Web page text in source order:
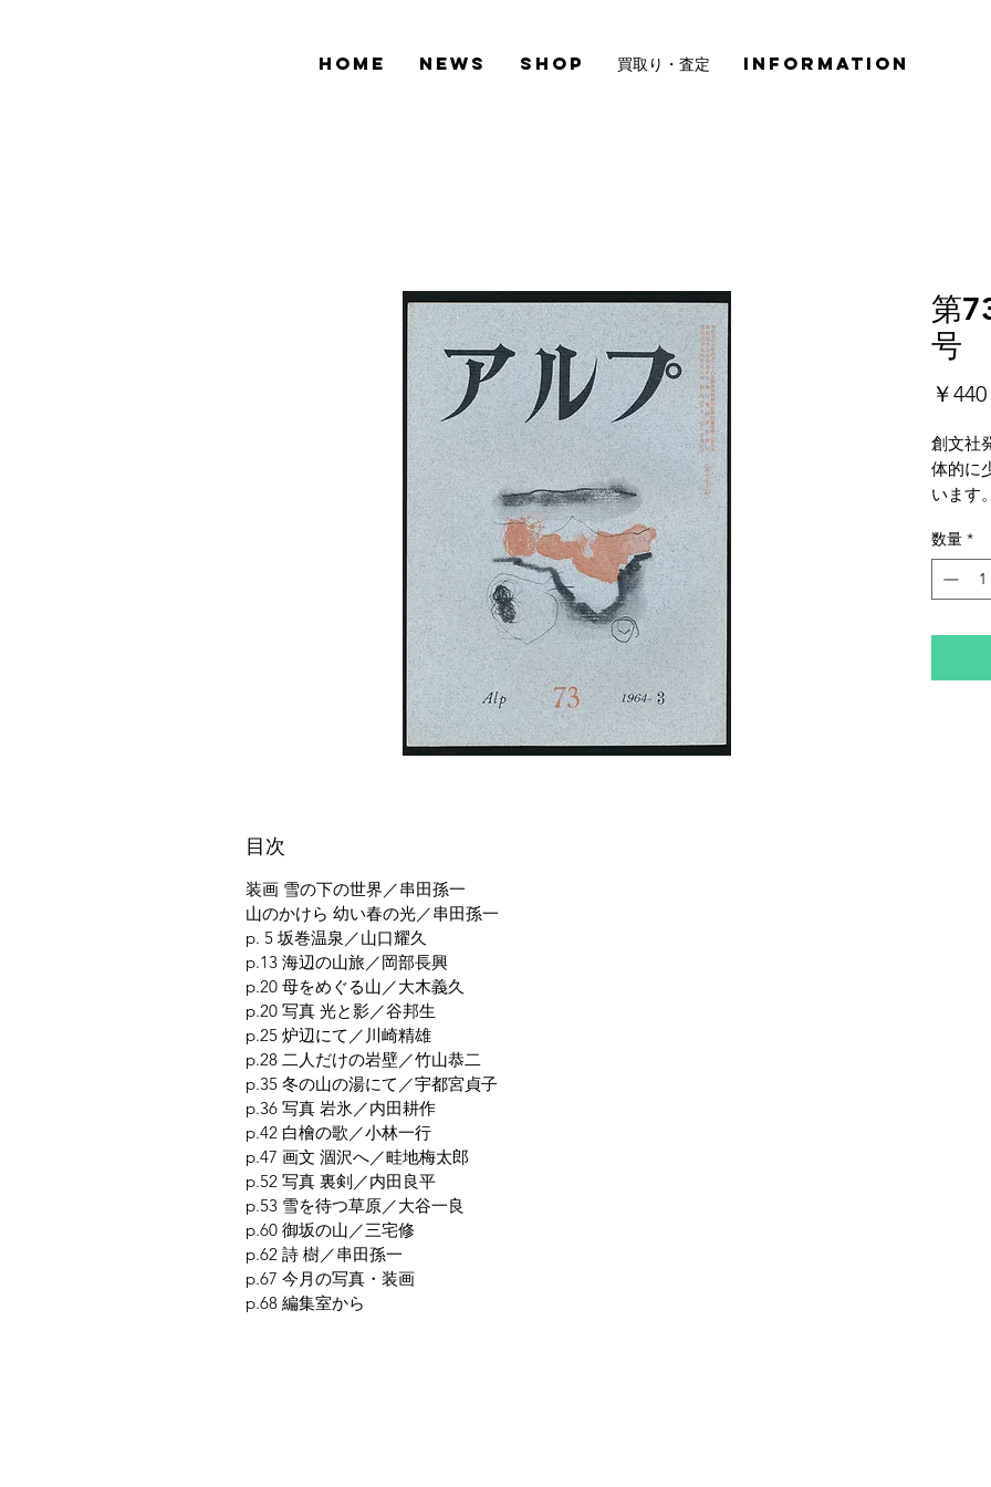
HOME NEWS SHOP 買取り・査定 INFORMATION
第
号
￥440
創文社
体的に
います。
数量 *
目次
装画 雪の下の世界／串田孫一
山のかけら 幼い春の光／串田孫一
p. 5 坂巻温泉／山口耀久
p.13 海辺の山旅／岡部長興
p.20 母をめぐる山／大木義久
p.20 写真 光と影／谷邦生
p.25 炉辺にて／川崎精雄
p.28 二人だけの岩壁／竹山恭二
p.35 冬の山の湯にて／宇都宮貞子
p.36 写真 岩氷／内田耕作
p.42 白檜の歌／小林一行
p.47 画文 涸沢へ／畦地梅太郎
p.52 写真 裏剣／内田良平
p.53 雪を待つ草原／大谷一良
p.60 御坂の山／三宅修
p.62 詩 樹／串田孫一
p.67 今月の写真・装画
p.68 編集室から